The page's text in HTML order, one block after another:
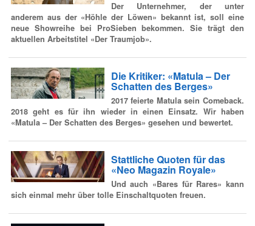
Der Unternehmer, der unter
anderem aus der «Höhle der Löwen» bekannt ist, soll eine
neue Showreihe bei ProSieben bekommen. Sie trägt den
aktuellen Arbeitstitel «Der Traumjob».
Die Kritiker: «Matula – Der
Schatten des Berges»
2017 feierte Matula sein Comeback.
2018 geht es für ihn wieder in einen Einsatz. Wir haben
«Matula – Der Schatten des Berges» gesehen und bewertet.
Stattliche Quoten für das
«Neo Magazin Royale»
Und auch «Bares für Rares» kann
sich einmal mehr über tolle Einschaltquoten freuen.